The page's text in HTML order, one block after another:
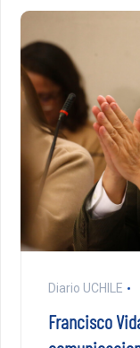
Diario UCHILE
Francisco